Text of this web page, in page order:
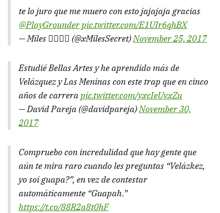
te lo juro que me muero con esto jajajaja gracias
@PlayGrounderpic.twitter.com/E1UIr6qhBX
— Miles 🏳️‍🌈🤟🏻 (@xMilesSecret)November 25, 2017
Estudié Bellas Artes y he aprendido más de
Velázquez y Las Meninas con este trap que en cinco
años de carrerapic.twitter.com/yxcIeUvxZu
— David Pareja (@davidpareja)November 30,
2017
Compruebo con incredulidad que hay gente que
aún te mira raro cuando les preguntas “Velázkez,
yo soi guapa?”, en vez de contestar
automáticamente “Guapah.”
https://t.co/88R2a8t0hF